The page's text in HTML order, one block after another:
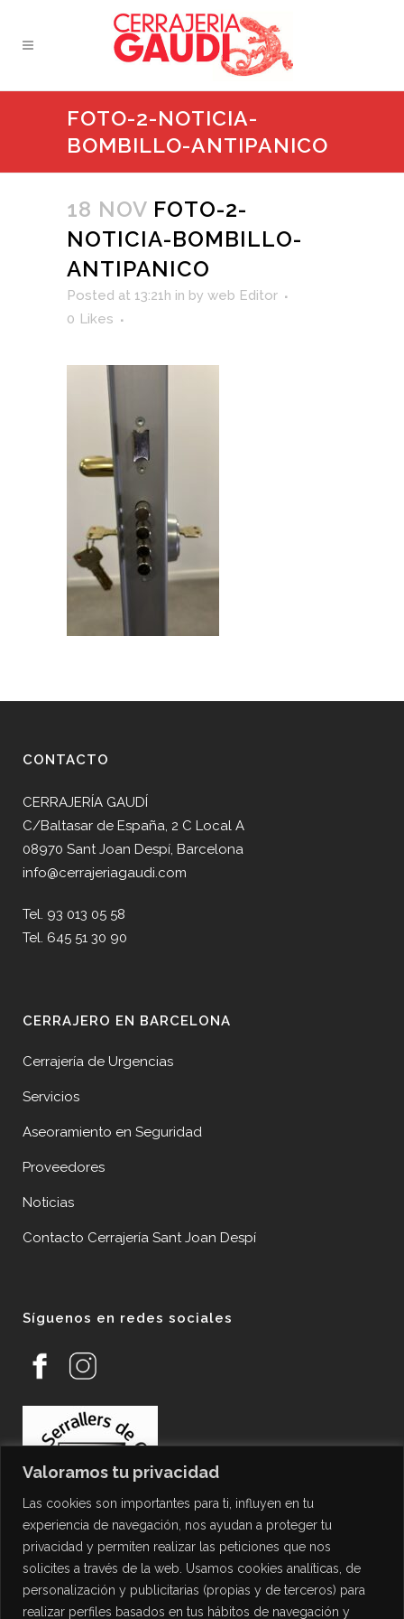
Valoramos tu privacidad
Las cookies son importantes para ti, influyen en tu
experiencia de navegación, nos ayudan a proteger tu
privacidad y permiten realizar las peticiones que nos
solicites a través de la web. Usamos cookies analíticas, de
personalización y publicitarias (propias y de terceros) para
realizar perfiles basados en tus hábitos de navegación y
FOTO-2-NOTICIA-
BOMBILLO-ANTIPANICO
18 NOV FOTO-2-
NOTICIA-BOMBILLO-
ANTIPANICO
Posted at 13:21h in by web Editor
0 Likes
CONTACTO
CERRAJERÍA GAUDÍ
C/Baltasar de España, 2 C Local A
08970 Sant Joan Despí, Barcelona
info@cerrajeriagaudi.com
Tel. 93 013 05 58
Tel. 645 51 30 90
CERRAJERO EN BARCELONA
Cerrajería de Urgencias
Servicios
Aseoramiento en Seguridad
Proveedores
Noticias
Contacto Cerrajería Sant Joan Despí
Síguenos en redes sociales
PROTECCIÓN DE DATOS